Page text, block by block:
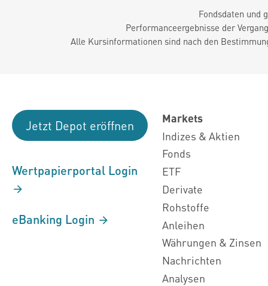
Fondsdaten und
Performanceergebnisse der
Alle Kursinformationen sind nach den
Jetzt Depot eröffnen
Wertpapierportal Login
eBanking Login
Markets
Indizes & Aktien
Fonds
ETF
Derivate
Rohstoffe
Anleihen
Währungen & Zinsen
Nachrichten
Analysen